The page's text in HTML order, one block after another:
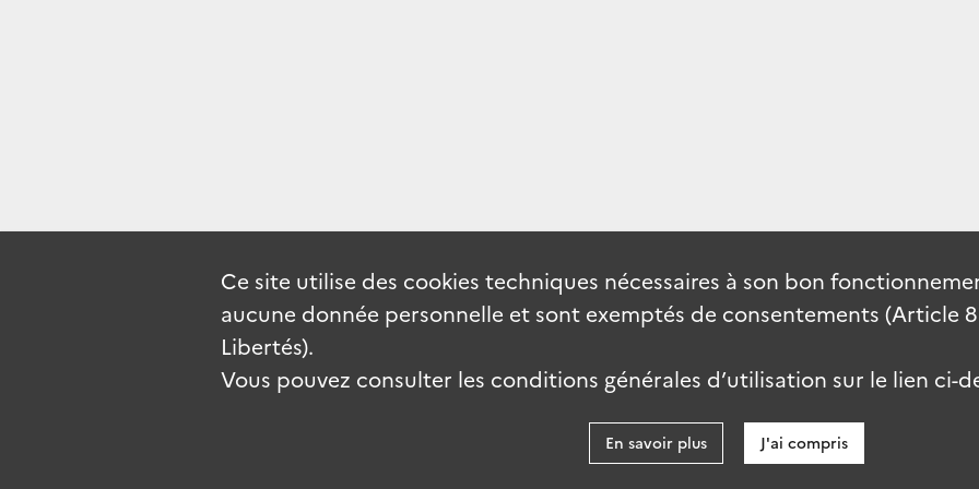
Ce site utilise des cookies techniques nécessaires à son bon
aucune donnée personnelle et sont exemptés de consentements (Article
Libertés).
Vous pouvez consulter les conditions générales d’utilisation sur le lien ci-
En savoir plus J'ai compris